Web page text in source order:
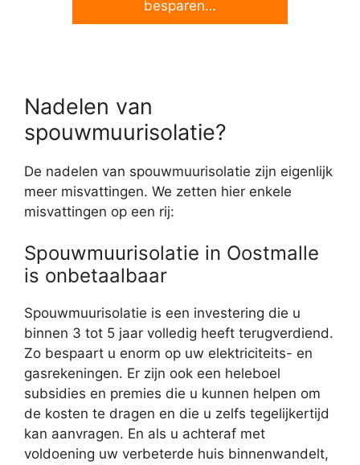
besparen…
Nadelen van
spouwmuurisolatie?
De nadelen van spouwmuurisolatie zijn eigenlijk
meer misvattingen. We zetten hier enkele
misvattingen op een rij:
Spouwmuurisolatie in Oostmalle
is onbetaalbaar
Spouwmuurisolatie is een investering die u
binnen 3 tot 5 jaar volledig heeft terugverdiend.
Zo bespaart u enorm op uw elektriciteits- en
gasrekeningen. Er zijn ook een heleboel
subsidies en premies die u kunnen helpen om
de kosten te dragen en die u zelfs tegelijkertijd
kan aanvragen. En als u achteraf met
voldoening uw verbeterde huis binnenwandelt,